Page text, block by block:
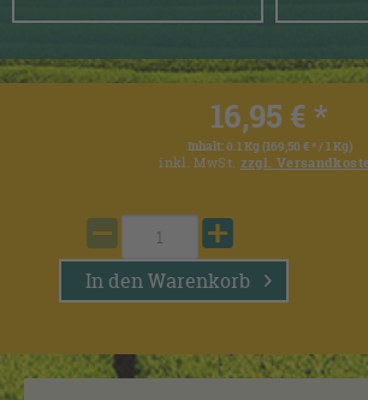
16,95 € *
Inhalt:0.1 Kg (169,50 € * / 1 Kg)
inkl. MwSt. zzgl.
In denWarenkorb